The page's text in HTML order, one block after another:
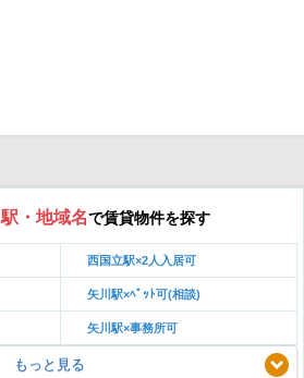
駅・地域名で賃貸物件を探す
西国立駅×2人入居可
矢川駅×ﾍﾟｯﾄ可(相談)
矢川駅×事務所可
もっと見る